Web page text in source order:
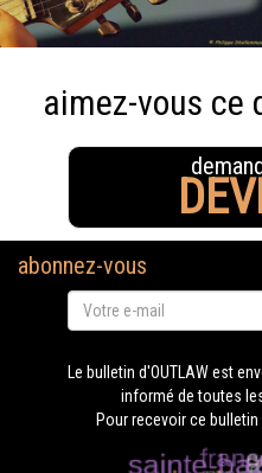
aimez-vous ce
abonnez-vous
Le bulletin d'OUTLAW est
informé de toutes
Pour recevoir ce